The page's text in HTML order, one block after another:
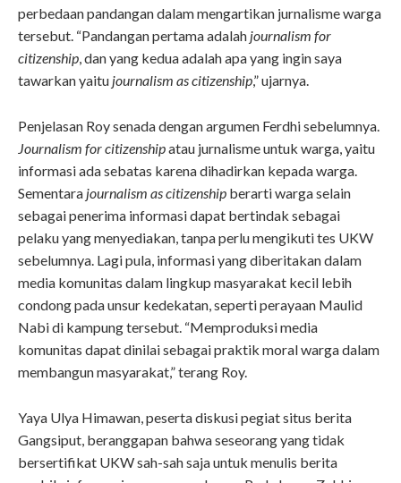
perbedaan pandangan dalam mengartikan jurnalisme warga
tersebut. “Pandangan pertama adalah journalism for
citizenship , dan yang kedua adalah apa yang ingin saya
tawarkan yaitu journalism as citizenship,” ujarnya.
Penjelasan Roy senada dengan argumen Ferdhi sebelumnya.
Journalism for citizenshipatau jurnalisme untuk warga, yaitu
informasi ada sebatas karena dihadirkan kepada warga.
Sementara journalism as citizenship berarti warga selain
sebagai penerima informasi dapat bertindak sebagai
pelaku yang menyediakan, tanpa perlu mengikuti tes UKW
sebelumnya. Lagi pula, informasi yang diberitakan dalam
media komunitas dalam lingkup masyarakat kecil lebih
condong pada unsur kedekatan, seperti perayaan Maulid
Nabi di kampung tersebut. “Memproduksi media
komunitas dapat dinilai sebagai praktik moral warga dalam
membangun masyarakat,” terang Roy.
Yaya Ulya Himawan, peserta diskusi pegiat situs berita
Gangsiput, beranggapan bahwa seseorang yang tidak
bersertifikat UKW sah-sah saja untuk menulis berita